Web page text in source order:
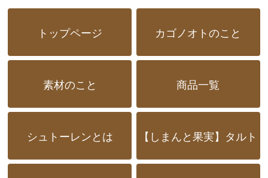
トップページ カゴノオトのこと
素材のこと 商品一覧
シュトーレンとは 【しまんと果実】タルト